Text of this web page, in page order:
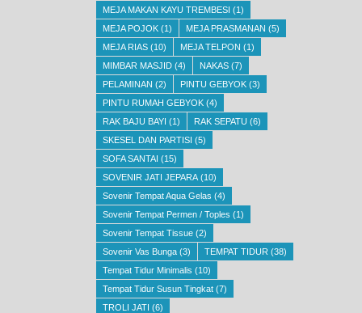
MEJA MAKAN KAYU TREMBESI (1)
MEJA POJOK (1) MEJA PRASMANAN (5)
MEJA RIAS (10) MEJA TELPON (1)
MIMBAR MASJID (4) NAKAS (7)
PELAMINAN (2) PINTU GEBYOK (3)
PINTU RUMAH GEBYOK (4)
RAK BAJU BAYI (1) RAK SEPATU (6)
SKESEL DAN PARTISI (5)
SOFA SANTAI (15)
SOVENIR JATI JEPARA (10)
Sovenir Tempat Aqua Gelas (4)
Sovenir Tempat Permen / Toples (1)
Sovenir Tempat Tissue (2)
Sovenir Vas Bunga (3) TEMPAT TIDUR (38)
Tempat Tidur Minimalis (10)
Tempat Tidur Susun Tingkat (7)
TROLI JATI (6)